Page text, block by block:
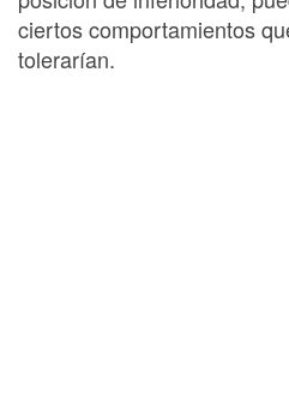
ciertos comportamientos
tolerarían.